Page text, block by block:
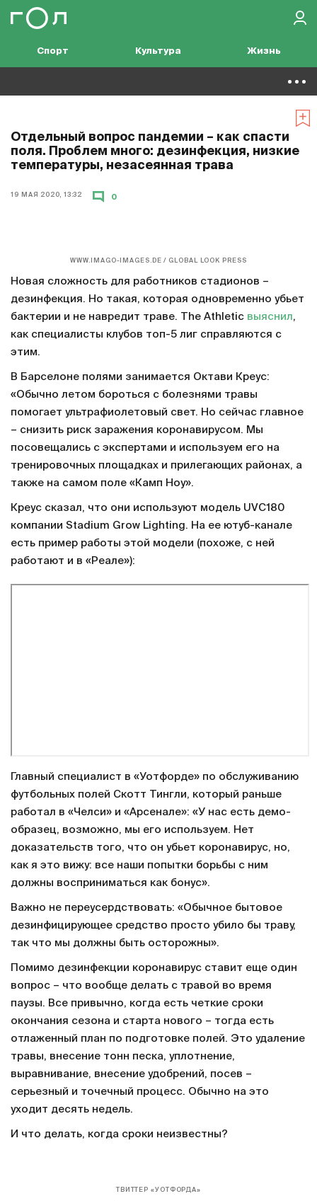
Спорт Культура Жизнь
Отдельный вопрос пандемии – как спасти
поля. Проблем много: дезинфекция, низкие
температуры, незасеянная трава
19 МАЯ 2020, 13:32 0
WWW.IMAGO-IMAGES.DE / GLOBAL LOOK PRESS
Новая сложность для работников стадионов –
дезинфекция. Но такая, которая одновременно убьет
бактерии и не навредит траве. The Athletic выяснил,
как специалисты клубов топ-5 лиг справляются с
этим.
В Барселоне полями занимается Октави Креус:
«Обычно летом бороться с болезнями травы
помогает ультрафиолетовый свет. Но сейчас главное
– снизить риск заражения коронавирусом. Мы
посовещались с экспертами и используем его на
тренировочных площадках и прилегающих районах, а
также на самом поле «Камп Ноу».
Креус сказал, что они используют модель UVC180
компании Stadium Grow Lighting. На ее ютуб-канале
есть пример работы этой модели (похоже, с ней
работают и в «Реале»):
Главный специалист в «Уотфорде» по обслуживанию
футбольных полей Скотт Тингли, который раньше
работал в «Челси» и «Арсенале»: «У нас есть демо-
образец, возможно, мы его используем. Нет
доказательств того, что он убьет коронавирус, но,
как я это вижу: все наши попытки борьбы с ним
должны восприниматься как бонус».
Важно не переусердствовать: «Обычное бытовое
дезинфицирующее средство просто убило бы траву,
так что мы должны быть осторожны».
Помимо дезинфекции коронавирус ставит еще один
вопрос – что вообще делать с травой во время
паузы. Все привычно, когда есть четкие сроки
окончания сезона и старта нового – тогда есть
отлаженный план по подготовке полей. Это удаление
травы, внесение тонн песка, уплотнение,
выравнивание, внесение удобрений, посев –
серьезный и точечный процесс. Обычно на это
уходит десять недель.
И что делать, когда сроки неизвестны?
ТВИТТЕР «УОТФОРДА»